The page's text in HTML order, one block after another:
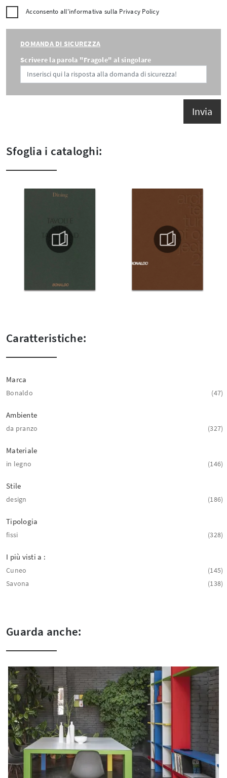
Acconsento all'informativa sulla Privacy Policy
DOMANDA DI SICUREZZA
Scrivere la parola "Fragole" al singolare
Invia
Sfoglia i cataloghi:
Caratteristiche:
Marca
Bonaldo 47
Ambiente
da pranzo 327
Materiale
in legno 146
Stile
design 186
Tipologia
fissi 328
I più visti a :
Cuneo
145
Savona
138
Guarda anche: